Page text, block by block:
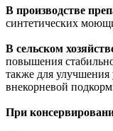
В производстве
синтетических
В сельском
повышения
также для улучшения
внекорневой
При